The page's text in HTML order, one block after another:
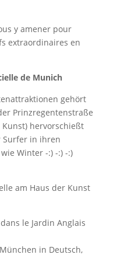
y amener pour
extraordinaires en
de Munich
gehört
Prinzregentenstraße
hervorschießt
Surfer in ihren
Winter -:) -:) -:)
am Haus der Kunst
le Jardin Anglais
in Deutsch,